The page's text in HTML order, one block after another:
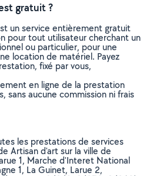
gratuit ?
un service entièrement gratuit
pour tout utilisateur cherchant un
ou particulier, pour une
location de matériel. Payez
fixé par vous,
en ligne de la prestation
sans aucune commission ni frais
les prestations de services
Artisan d'art sur la ville de
1, Marche d'Interet National
1, La Guinet, Larue 2,